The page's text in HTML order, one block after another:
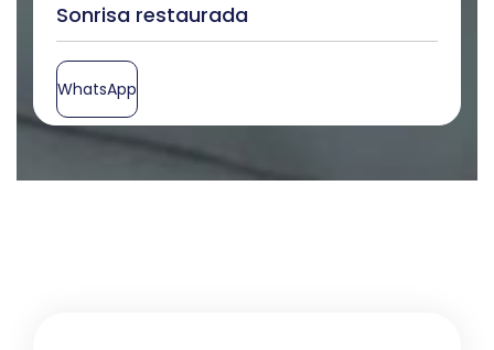
Sonrisa restaurada
WhatsApp